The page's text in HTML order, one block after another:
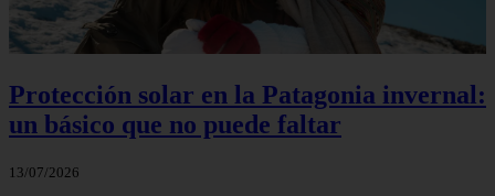
Protección solar en la Patagonia invernal:
un básico que no puede faltar
13/07/2026